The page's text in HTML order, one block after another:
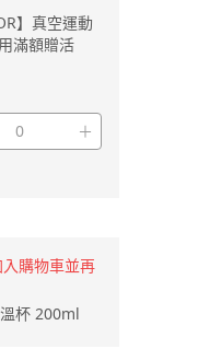
】真空運動
滿額贈活
＋
購物車並再
杯 200ml